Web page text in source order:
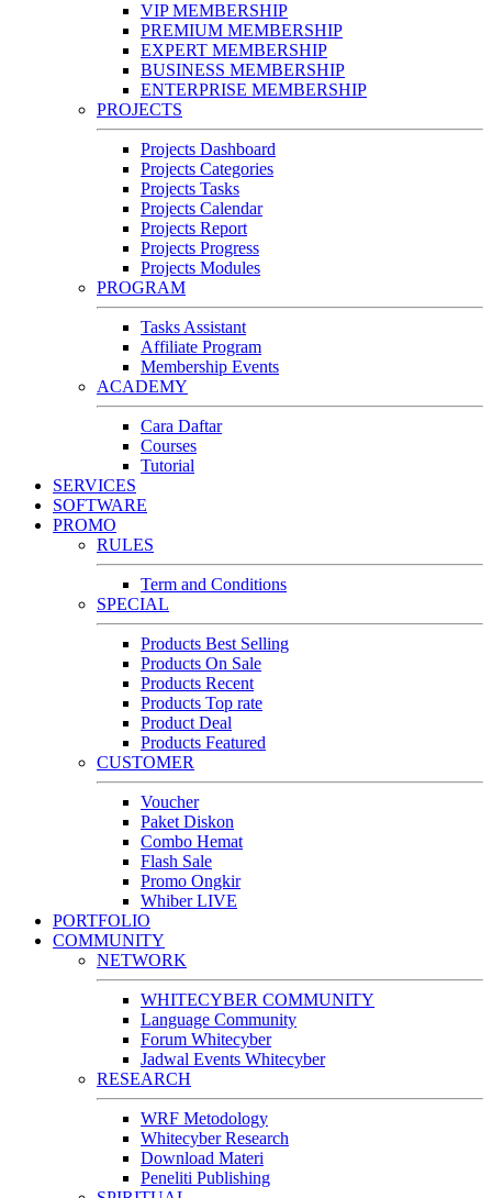
VIP MEMBERSHIP
PREMIUM MEMBERSHIP
EXPERT MEMBERSHIP
BUSINESS MEMBERSHIP
ENTERPRISE MEMBERSHIP
PROJECTS
Projects Dashboard
Projects Categories
Projects Tasks
Projects Calendar
Projects Report
Projects Progress
Projects Modules
PROGRAM
Tasks Assistant
Affiliate Program
Membership Events
ACADEMY
Cara Daftar
Courses
Tutorial
SERVICES
SOFTWARE
PROMO
RULES
Term and Conditions
SPECIAL
Products Best Selling
Products On Sale
Products Recent
Products Top rate
Product Deal
Products Featured
CUSTOMER
Voucher
Paket Diskon
Combo Hemat
Flash Sale
Promo Ongkir
Whiber LIVE
PORTFOLIO
COMMUNITY
NETWORK
WHITECYBER COMMUNITY
Language Community
Forum Whitecyber
Jadwal Events Whitecyber
RESEARCH
WRF Metodology
Whitecyber Research
Download Materi
Peneliti Publishing